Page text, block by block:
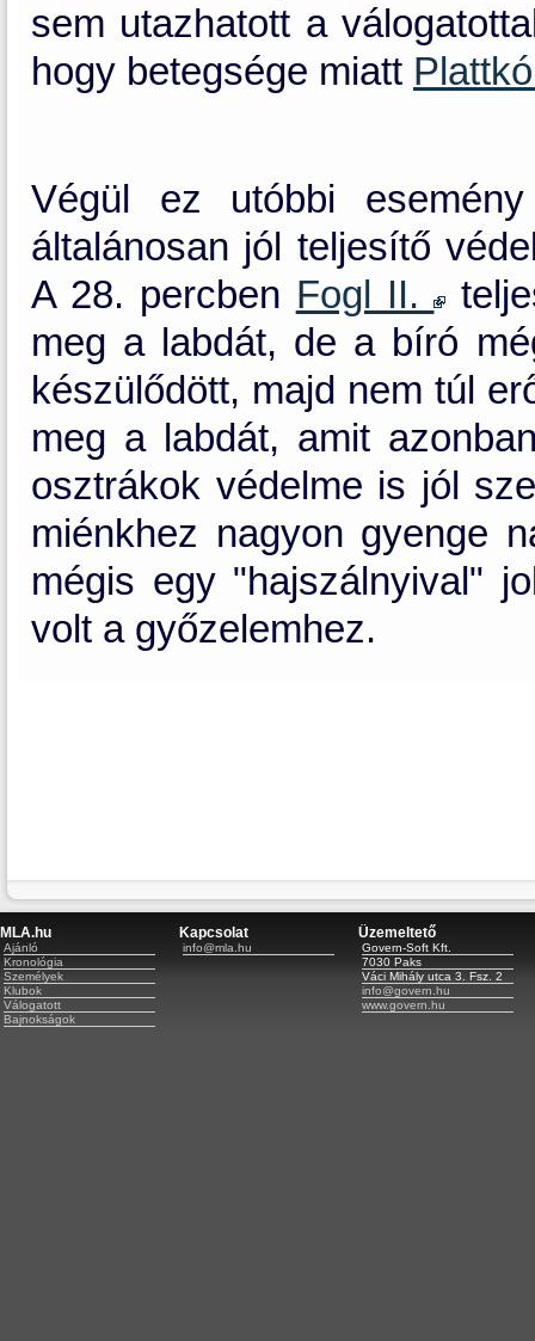
sem utazhatott a
hogy betegsége miatt
Végül ez utóbbi
általánosan jól teljesítő
A 28. percben Fogl II.
meg a labdát, de a bíró
készülődött, majd nem túl
meg a labdát, amit
osztrákok védelme is jól
miénkhez nagyon gyenge
mégis egy "hajszálnyival"
volt a győzelemhez.
MLA.hu
Ajánló
Kronológia
Személyek
Klubok
Válogatott
Bajnokságok
Kapcsolat
info@mla.hu
Üzemeltető
Govern-Soft Kft.
7030 Paks
Váci Mihály utca 3. Fsz. 2
info@govern.hu
www.govern.hu